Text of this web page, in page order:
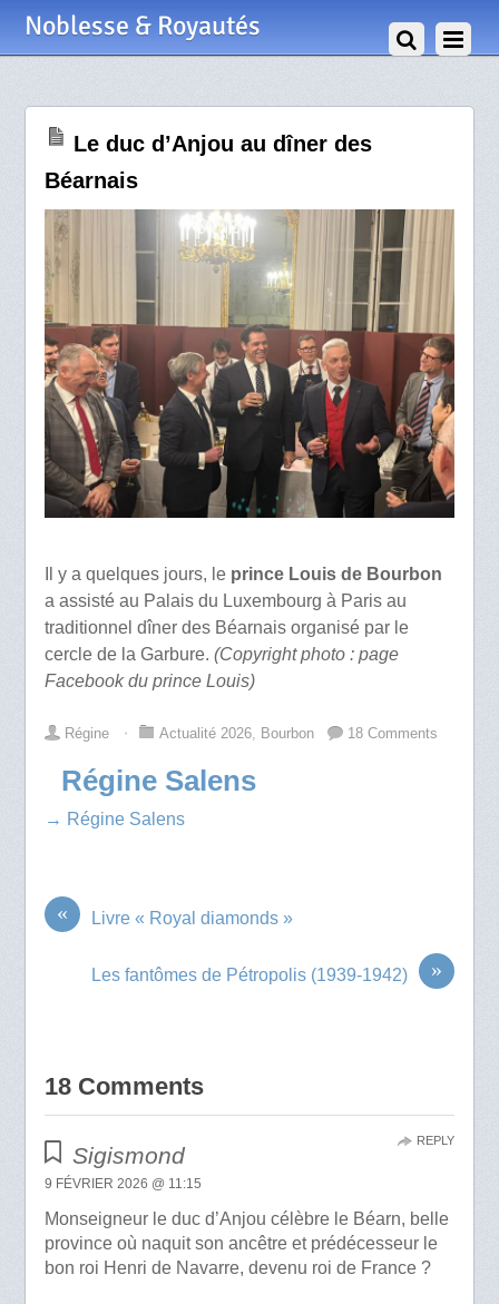
Noblesse & Royautés
Le duc d’Anjou au dîner des
Béarnais
Il y a quelques jours, leprince Louis de Bourbon
a assisté au Palais du Luxembourg à Paris au
traditionnel dîner des Béarnais organisé par le
cercle de la Garbure. (Copyright photo : page
Facebook du prince Louis)
Régine ⋅ Actualité 2026, Bourbon 18 Comments
Régine Salens
→ Régine Salens
« Livre « Royal diamonds »
»
Les fantômes de Pétropolis (1939-1942)
18 Comments
Sigismond
9 FÉVRIER 2026 @ 11:15
Monseigneur le duc d’Anjou célèbre le Béarn, belle
province où naquit son ancêtre et prédécesseur le
bon roi Henri de Navarre, devenu roi de France ?
REPLY